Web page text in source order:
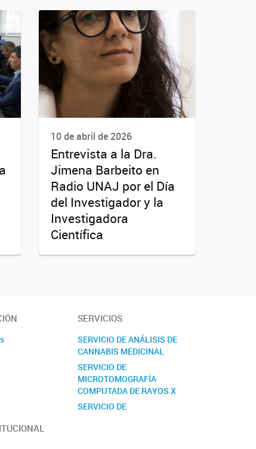
10 de abril de 2026
Entrevista a la Dra.
Jimena Barbeito en
Radio UNAJ por el Día
del Investigador y la
Investigadora
Científica
SERVICIOS
SERVICIO DE ANÁLISIS DE
CANNABIS MEDICINAL
SERVICIO DE
MICROTOMOGRAFÍA
COMPUTADA DE RAYOS X
SERVICIO DE